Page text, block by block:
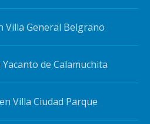
Villa General Belgrano
de Calamuchita
Villa Ciudad Parque